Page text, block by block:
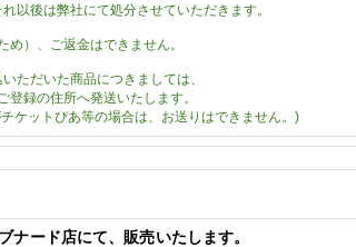
以後は弊社にて処分させていただきます。
）、ご返金はできません。
ただいた商品につきましては、
録の住所へ発送いたします。
ケットぴあ等の場合は、お送りはできません。)
ナード店にて、販売いたします。